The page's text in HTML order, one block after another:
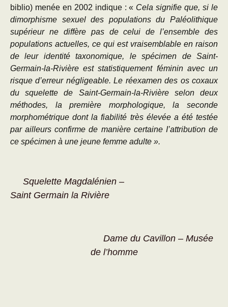
biblio) menée en 2002 indique : « Cela signifie que, si le
dimorphisme sexuel des populations du Paléolithique
supérieur ne diffère pas de celui de l’ensemble des
populations actuelles, ce qui est vraisemblable en raison
de leur identité taxonomique, le spécimen de Saint-
Germain-la-Rivière est statistiquement féminin avec un
risque d’erreur négligeable. Le réexamen des os coxaux
du squelette de Saint-Germain-la-Rivière selon deux
méthodes, la première morphologique, la seconde
morphométrique dont la fiabilité très élevée a été testée
par ailleurs confirme de manière certaine I’attribution de
ce spécimen à une jeune femme adulte ».
Squelette Magdalénien –
Saint Germain la Rivière
Dame du Cavillon – Musée
de l’homme